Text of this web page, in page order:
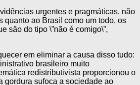
urgentes e pragmáticas, não
quanto ao Brasil como um todo, os
são do tipo \”não é comigo\”,
em eliminar a causa disso tudo:
brasileiro muito
redistributivista proporcionou o
gordura sufoca a sociedade ao